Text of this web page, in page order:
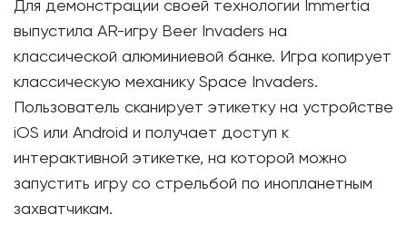
Для демонстрации своей технологии Immertia
выпустила AR-игру Beer Invaders на
классической алюминиевой банке. Игра копирует
классическую механику Space Invaders.
Пользователь сканирует этикетку на устройстве
iOS или Android и получает доступ к
интерактивной этикетке, на которой можно
запустить игру со стрельбой по инопланетным
захватчикам.